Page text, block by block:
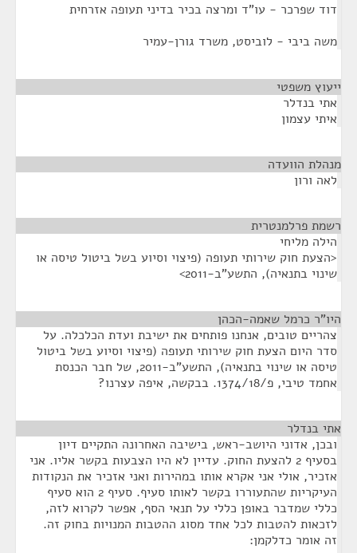
דוד שפרכר - עו"ד ומרצה בכיר בדיני תעופה אזרחית
משה ביבי - לוביסט, משרד גורן-עמיר
ייעוץ משפטי
אתי בנדלר
איתי עצמון
מנהלת הוועדה
לאה ורון
רשמת פרלמנטרית
הילה מליחי
<הצעת חוק שירותי תעופה (פיצוי וסיוע בשל ביטול טיסה או
שינוי בתנאיה), התשע"ב-2011>
היו"ר כרמל שאמה-הכהן
צהריים טובים, אנחנו פותחים את ישיבת ועדת הכלכלה. על
סדר היום הצעת חוק שירותי תעופה (פיצוי וסיוע בשל ביטול
טיסה או שינוי בתנאיה), התשע"ב-2011, של חבר הכנסת
אחמד טיבי, פ/1374/18. בבקשה, איפה עצרנו?
אתי בנדלר
ובכן, אדוני היושב-ראש, בישיבה האחרונה התקיים דיון
בסעיף 2 להצעת החוק. עדיין לא היו הצבעות בקשר אליו. אני
אזכיר, אולי אני אקרא אותו במהירות ואני אזכיר את הנקודות
העיקריות שהתעוררו בקשר לאותו סעיף. סעיף 2 הוא סעיף
כללי שמדבר באופן כללי על תנאי הסף, אפשר לקרוא לזה,
לזכאות להטבות לכל אחד מסוג ההטבות המנויות בחוק זה.
זה אומר כדלקמן: